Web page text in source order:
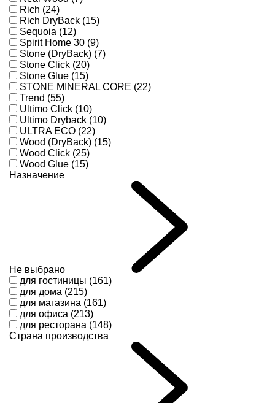
Rich (24)
Rich DryBack (15)
Sequoia (12)
Spirit Home 30 (9)
Stone (DryBack) (7)
Stone Click (20)
Stone Glue (15)
STONE MINERAL CORE (22)
Trend (55)
Ultimo Click (10)
Ultimo Dryback (10)
ULTRA ECO (22)
Wood (DryBack) (15)
Wood Click (25)
Wood Glue (15)
Назначение
Не выбрано
для гостиницы (161)
для дома (215)
для магазина (161)
для офиса (213)
для ресторана (148)
Страна производства